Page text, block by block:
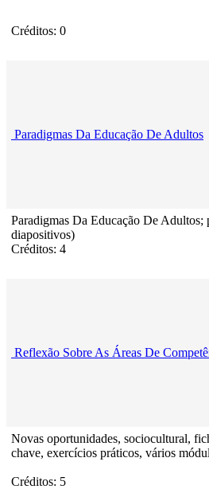
Créditos: 0
Paradigmas Da Educação De Adultos
Paradigmas Da Educação De Adultos;
diapositivos)
Créditos: 4
Reflexão Sobre As Áreas De
Novas oportunidades, sociocultural,
chave, exercícios práticos, vários
Créditos: 5